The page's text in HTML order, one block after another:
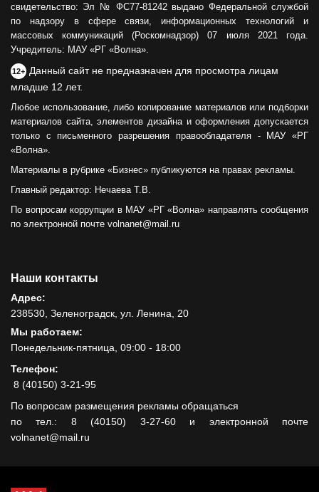
свидетельство: Эл № ФС77-81242 выдано Федеральной службой
по надзору в сфере связи, информационных технологий и
массовых коммуникаций (Роскомнадзор) 07 июля 2021 года.
Учредитель: МАУ «РГ «Волна».
12+ Данный сайт не предназначен для просмотра лицам
младше 12 лет.
Любое использование, либо копирование материалов или подборки
материалов сайта, элементов дизайна и оформления допускается
только с письменного разрешения правообладателя - МАУ «РГ
«Волна».
Материалы в рубрике «Бизнес» публикуются на правах рекламы.
Главный редактор: Нечаева Т.В.
По вопросам коррупции в МАУ «РГ «Волна» направлять сообщения
по электронной почте volnanet@mail.ru
Наши контакты
Адрес:
238530, Зеленоградск, ул. Ленина, 20
Мы работаем:
Понедельник-пятница, 09:00 - 18:00
Телефон:
8 (40150) 3-21-95
По вопросам размещения рекламы обращаться
по тел.: 8 (40150) 3-27-60 и электронной почте
volnanet@mail.ru